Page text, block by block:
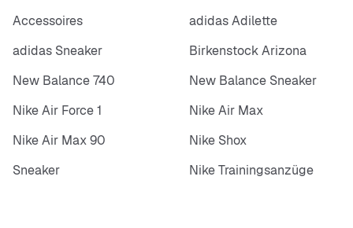
Accessoires
adidas Adilette
adidas Sneaker
Birkenstock Arizona
New Balance 740
New Balance Sneaker
Nike Air Force 1
Nike Air Max
Nike Air Max 90
Nike Shox
Sneaker
Nike Trainingsanzüge